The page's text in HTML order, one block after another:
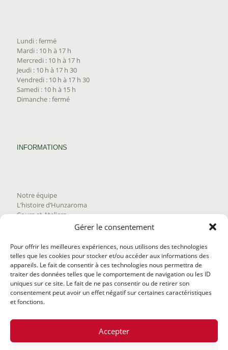
Gérer le consentement
Pour offrir les meilleures expériences, nous utilisons des technologies
telles que les cookies pour stocker et/ou accéder aux informations des
appareils. Le fait de consentir à ces technologies nous permettra de
traiter des données telles que le comportement de navigation ou les ID
uniques sur ce site. Le fait de ne pas consentir ou de retirer son
consentement peut avoir un effet négatif sur certaines caractéristiques
et fonctions.
Accepter
Lundi : fermé
Mardi : 10 h à 17 h
Mercredi : 10 h à 17 h
Jeudi : 10 h à 17 h 30
Vendredi : 10 h à 17 h 30
Samedi : 10 h à 15 h
Dimanche : fermé
INFORMATIONS
Notre équipe
L’histoire d’Hunzaroma
Cours et Ateliers
Trouver nos produits
Politique de frais d'envoi
Termes et conditions
Politique de remboursement